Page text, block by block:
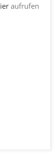
Klug
aufrufen